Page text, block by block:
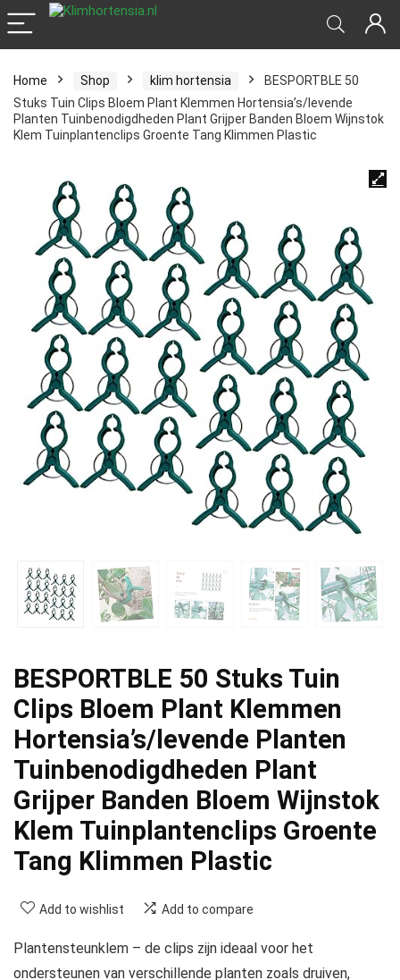
Home Shop klim hortensia
BESPORTBLE 50
Stuks Tuin Clips Bloem Plant Klemmen Hortensia’s/levende
Planten Tuinbenodigdheden Plant Grijper Banden Bloem Wijnstok
Klem Tuinplantenclips Groente Tang Klimmen Plastic
BESPORTBLE 50 Stuks Tuin
Clips Bloem Plant Klemmen
Hortensia’s/levende Planten
Tuinbenodigdheden Plant
Grijper Banden Bloem Wijnstok
Klem Tuinplantenclips Groente
Tang Klimmen Plastic
Add to wishlist Add to compare
Plantensteunklem – de clips zijn ideaal voor het
ondersteunen van verschillende planten zoals druiven,